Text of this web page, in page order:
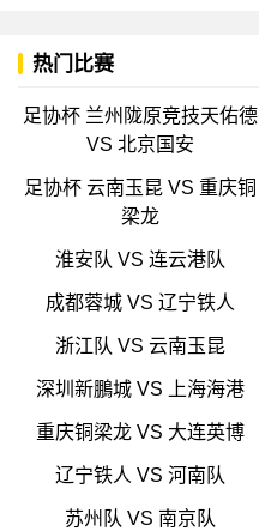
热门比赛
足协杯 兰州陇原竞技天佑德
VS 北京国安
足协杯 云南玉昆 VS 重庆铜
梁龙
淮安队 VS 连云港队
成都蓉城 VS 辽宁铁人
浙江队 VS 云南玉昆
深圳新鵬城 VS 上海海港
重庆铜梁龙 VS 大连英博
辽宁铁人 VS 河南队
苏州队 VS 南京队